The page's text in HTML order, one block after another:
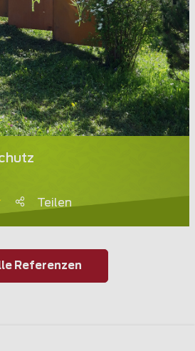
Teilen
Referenzen